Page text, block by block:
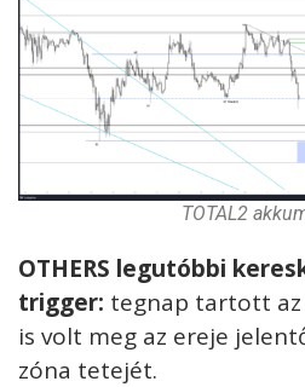
TOTAL2
OTHERS legutóbbi
trigger: tegnap tartott az
is volt meg az ereje
zóna tetejét.